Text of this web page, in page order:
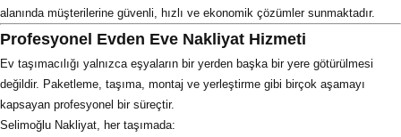
alanında müşterilerine güvenli, hızlı ve ekonomik çözümler sunmaktadır.
Profesyonel Evden Eve Nakliyat Hizmeti
Ev taşımacılığı yalnızca eşyaların bir yerden başka bir yere götürülmesi
değildir. Paketleme, taşıma, montaj ve yerleştirme gibi birçok aşamayı
kapsayan profesyonel bir süreçtir.
Selimoğlu Nakliyat, her taşımada: